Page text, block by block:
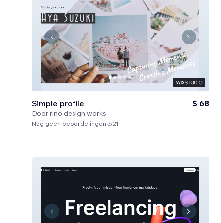
Simple profile
Doorrino design works
$ 68
Nog geen beoordelingen 21